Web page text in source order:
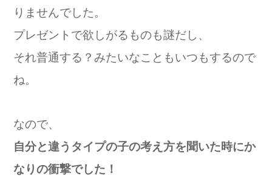
りませんでした。
プレゼントで欲しがるものも謎だし、
それ普通する？みたいなこともいつもするので
ね。
なので、
自分と違うタイプの子の考え方を聞いた時にか
なりの衝撃でした！